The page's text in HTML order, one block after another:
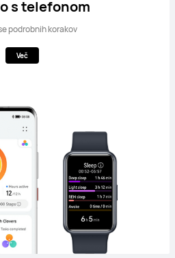
s telefonom
podrobnih korakov
Več